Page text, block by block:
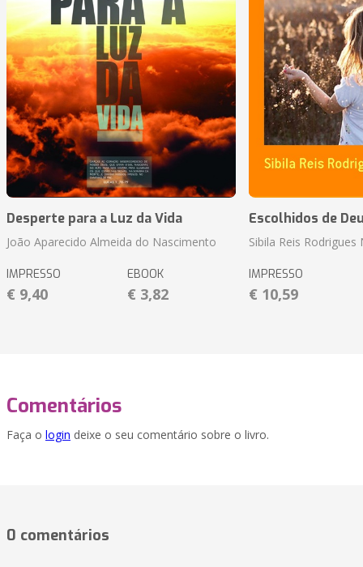
Desperte para a Luz da Vida
João Aparecido Almeida do Nascimento
IMPRESSO
€ 9,40
EBOOK
€ 3,82
Escolhidos de
Sibila Reis
IMPRESSO
€ 10,59
Comentários
Faça o login deixe o seu comentário sobre o livro.
0 comentários